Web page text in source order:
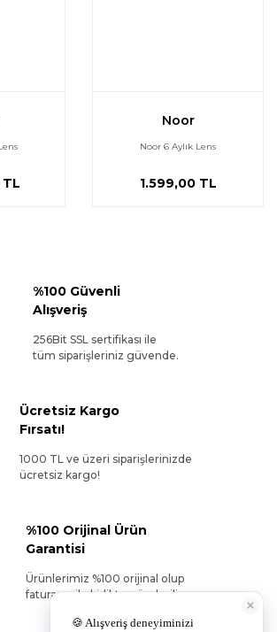
Noor
Noor 6 Aylık Lens
1.599,00 TL
%100 Güvenli
Alışveriş
256Bit SSL sertifikası ile
tüm siparişleriniz güvende.
Ücretsiz Kargo
Fırsatı!
1000 TL ve üzeri siparişlerinizde
ücretsiz kargo!
%100 Orijinal Ürün
Garantisi
Ürünlerimiz %100 orijinal olup
faturanız ile birlikte gönderilir.